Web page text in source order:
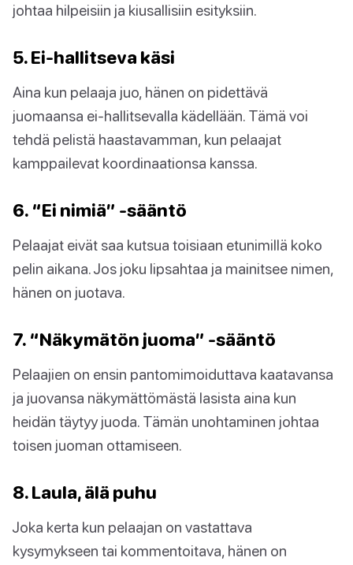
johtaa hilpeisiin ja kiusallisiin esityksiin.
5. Ei-hallitseva käsi
Aina kun pelaaja juo, hänen on pidettävä
juomaansa ei-hallitsevalla kädellään. Tämä voi
tehdä pelistä haastavamman, kun pelaajat
kamppailevat koordinaationsa kanssa.
6. “Ei nimiä” -sääntö
Pelaajat eivät saa kutsua toisiaan etunimillä koko
pelin aikana. Jos joku lipsahtaa ja mainitsee nimen,
hänen on juotava.
7. “Näkymätön juoma” -sääntö
Pelaajien on ensin pantomimoiduttava kaatavansa
ja juovansa näkymättömästä lasista aina kun
heidän täytyy juoda. Tämän unohtaminen johtaa
toisen juoman ottamiseen.
8. Laula, älä puhu
Joka kerta kun pelaajan on vastattava
kysymykseen tai kommentoitava, hänen on